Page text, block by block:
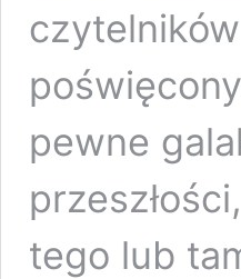
pewne
tego lub